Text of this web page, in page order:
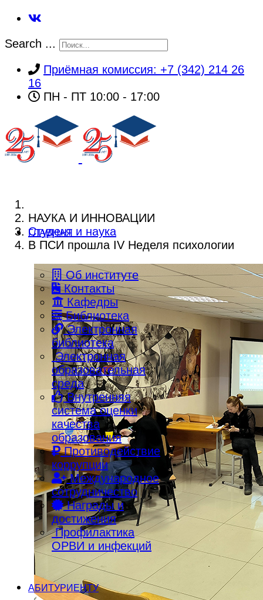
Search ...
Приёмная комиссия: +7 (342) 214 26
16
ПН - ПТ 10:00 - 17:00
ГЛАВНАЯ
Об институте
Контакты
Кафедры
Библиотека
Электронная
библиотека
Электронная
образовательная
среда
Внутренняя
система оценки
качества
образования
Противодействие
коррупции
Международное
сотрудничество
Награды и
достижения
Профилактика
ОРВИ и инфекций
АБИТУРИЕНТУ
НАУКА И ИННОВАЦИИ
Студент и наука
В ПСИ прошла IV Неделя психологии